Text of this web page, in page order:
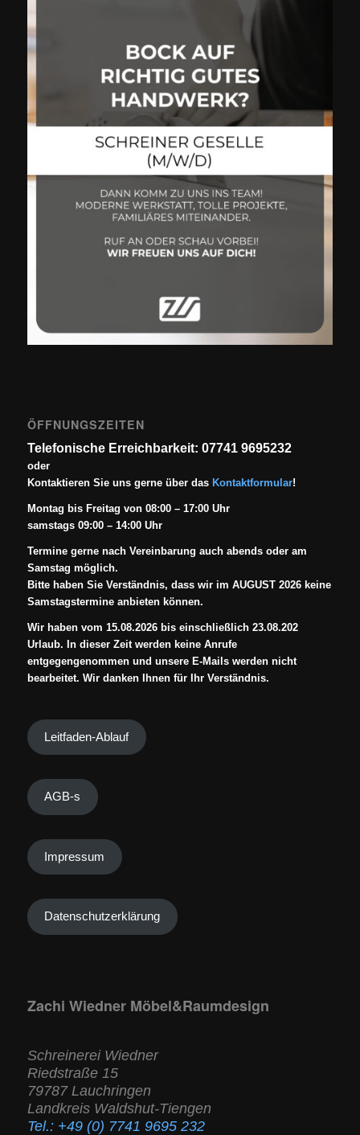
ÖFFNUNGSZEITEN
Telefonische Erreichbarkeit: 07741 9695232
oder
Kontaktieren Sie uns gerne über das Kontaktformular!
Montag bis Freitag von 08:00 – 17:00 Uhr
samstags 09:00 – 14:00 Uhr
Termine gerne nach Vereinbarung auch abends oder am
Samstag möglich.
Bitte haben Sie Verständnis, dass wir im AUGUST 2026 keine
Samstagstermine anbieten können.
Wir haben vom 15.08.2026 bis einschließlich 23.08.202
Urlaub. In dieser Zeit werden keine Anrufe
entgegengenommen und unsere E-Mails werden nicht
bearbeitet. Wir danken Ihnen für Ihr Verständnis.
Leitfaden-Ablauf
AGB-s
Impressum
Datenschutzerklärung
Zachi Wiedner Möbel&Raumdesign
Schreinerei Wiedner
Riedstraße 15
79787 Lauchringen
Landkreis Waldshut-Tiengen
Tel.: +49 (0) 7741 9695 232